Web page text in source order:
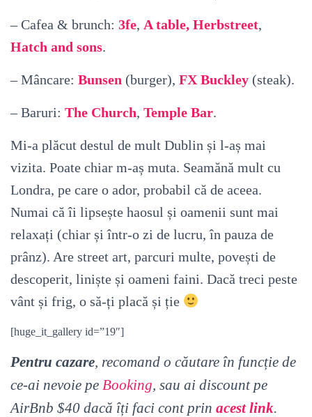
– Cafea & brunch: 3fe, A table, Herbstreet,
Hatch and sons.
– Mâncare: Bunsen (burger), FX Buckley (steak).
– Baruri: The Church, Temple Bar.
Mi-a plăcut destul de mult Dublin și l-aș mai
vizita. Poate chiar m-aș muta. Seamănă mult cu
Londra, pe care o ador, probabil că de aceea.
Numai că îi lipsește haosul și oamenii sunt mai
relaxați (chiar și într-o zi de lucru, în pauza de
prânz). Are street art, parcuri multe, povești de
descoperit, liniște și oameni faini. Dacă treci peste
vânt și frig, o să-ți placă și ție
[huge_it_gallery id=”19″]
Pentru cazare, recomand o căutare în funcție de
ce-ai nevoie pe Booking, sau ai discount pe
AirBnb $40 dacă îți faci cont prin acest link.